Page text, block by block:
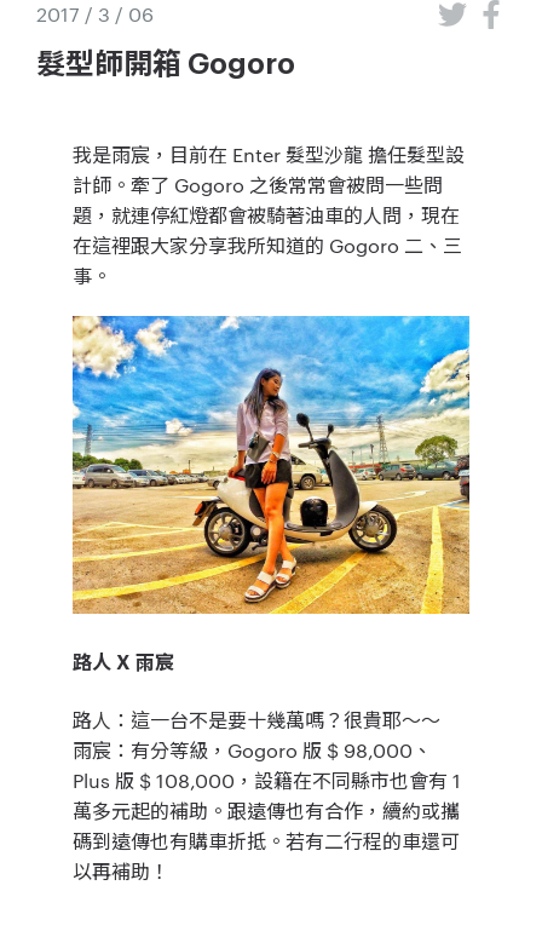
2017 / 3 / 06
髮型師開箱 Gogoro
我是雨宸，目前在 Enter 髮型沙龍 擔任髮型設
計師。牽了 Gogoro 之後常常會被問一些問
題，就連停紅燈都會被騎著油車的人問，現在
在這裡跟大家分享我所知道的 Gogoro 二、三
事。
路人 X 雨宸
路人： 這一台不是要十幾萬嗎？很貴耶～～
雨宸 ：有分等級，Gogoro 版 $ 98,000、
Plus 版 $ 108,000，設籍在不同縣市也會有 1
萬多元起的補助。跟遠傳也有合作，續約或攜
碼到遠傳也有購車折抵。若有二行程的車還可
以再補助！